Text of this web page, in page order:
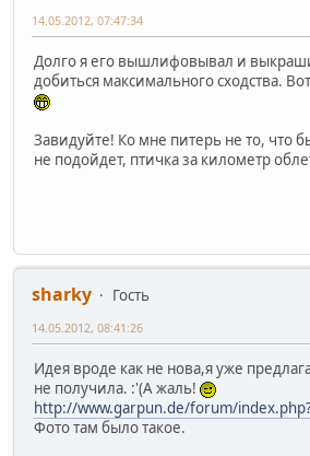
14.05.2012, 07:47:34
Долго я его вышлифовывал и
добиться максимального сходства.
Завидуйте! Ко мне питерь не то, что
не подойдет, птичка за километр
sharky
Гость
14.05.2012, 08:41:26
Идея вроде как не нова,я уже
не получила. :'(А жаль!
http://www.garpun.de/forum/
Фото там было такое.